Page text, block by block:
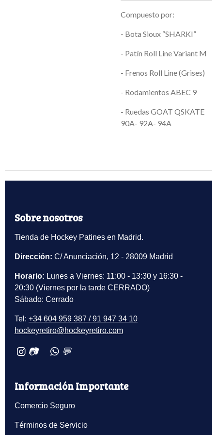
Compuesto por:
- Bota Sioux “SHARKI”
- Patín Roll Line Variant M
- Frenos Roll Line (Grises)
- Rodamientos ABEC 9
- Ruedas GOAT QSKATE
90A- 92A- 94A
Sobre nosotros
Tienda de Hockey Patines en Madrid.
Dirección: C/ Anunciación, 12 - 28009 Madrid
Horario: Lunes a Viernes: 11:00 - 13:30 y 16:30 -
20:30 (Viernes por la tarde CERRADO)
Sábado: Cerrado
Tel: +34 604 959 387 / 91 947 34 10
hockeyretiro@hockeyretiro.com
📷 💬
Información Importante
Comercio Seguro
Términos de Servicio